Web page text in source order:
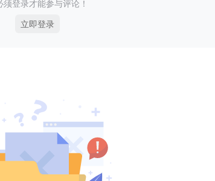
须登录才能参与评论！
立即登录